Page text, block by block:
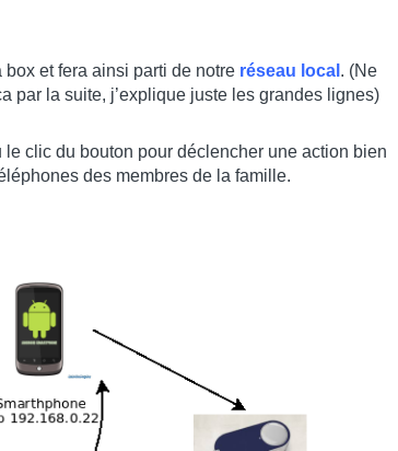
et fera ainsi parti de notre réseau local . (Ne
par la suite, j’explique juste les grandes lignes)
clic du bouton pour déclencher une action bien
des membres de la famille.